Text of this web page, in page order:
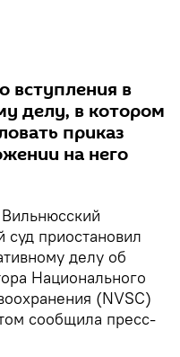
вступления в
делу, в котором
приказ
на него
Вильнюсский
приостановил
делу об
Национального
(NVSC)
сообщила пресс-